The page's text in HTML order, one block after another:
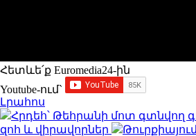
Հետևե՛ք Euromedia24-ին
Youtube-ում`
Լրահոս
Հրդեհ՝ Թեհրանի մոտ գտնվող
զոհ և վիրավորներ